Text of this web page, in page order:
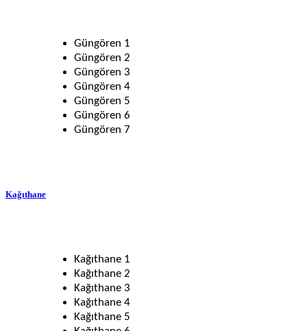
Güngören 1
Güngören 2
Güngören 3
Güngören 4
Güngören 5
Güngören 6
Güngören 7
Kağıthane
Kağıthane 1
Kağıthane 2
Kağıthane 3
Kağıthane 4
Kağıthane 5